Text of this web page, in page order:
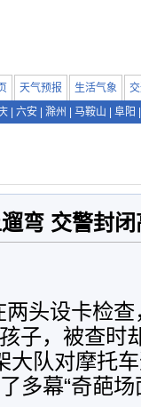
天气预报 生活气象
六安 滁州 马鞍山 阜阳
弯 交警封
头设卡检
子，被查时
大队对摩托
多幕“奇葩场